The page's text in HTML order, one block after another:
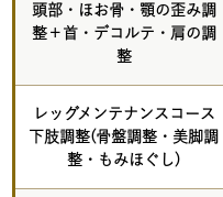
頭部・ほお骨・顎の歪み調
整＋首・デコルテ・肩の調
整
レッグメンテナンスコース
下肢調整(骨盤調整・美脚調
整・もみほぐし)